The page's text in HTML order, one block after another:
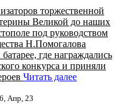
торжественной
Великой до наших
под руководством
Н.Помогалова
где награждались
конкурса и приняли
Читать далее
Апр, 23